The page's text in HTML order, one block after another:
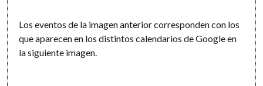
Los eventos de la imagen anterior corresponden con los
que aparecen en los distintos calendarios de Google en
la siguiente imagen.